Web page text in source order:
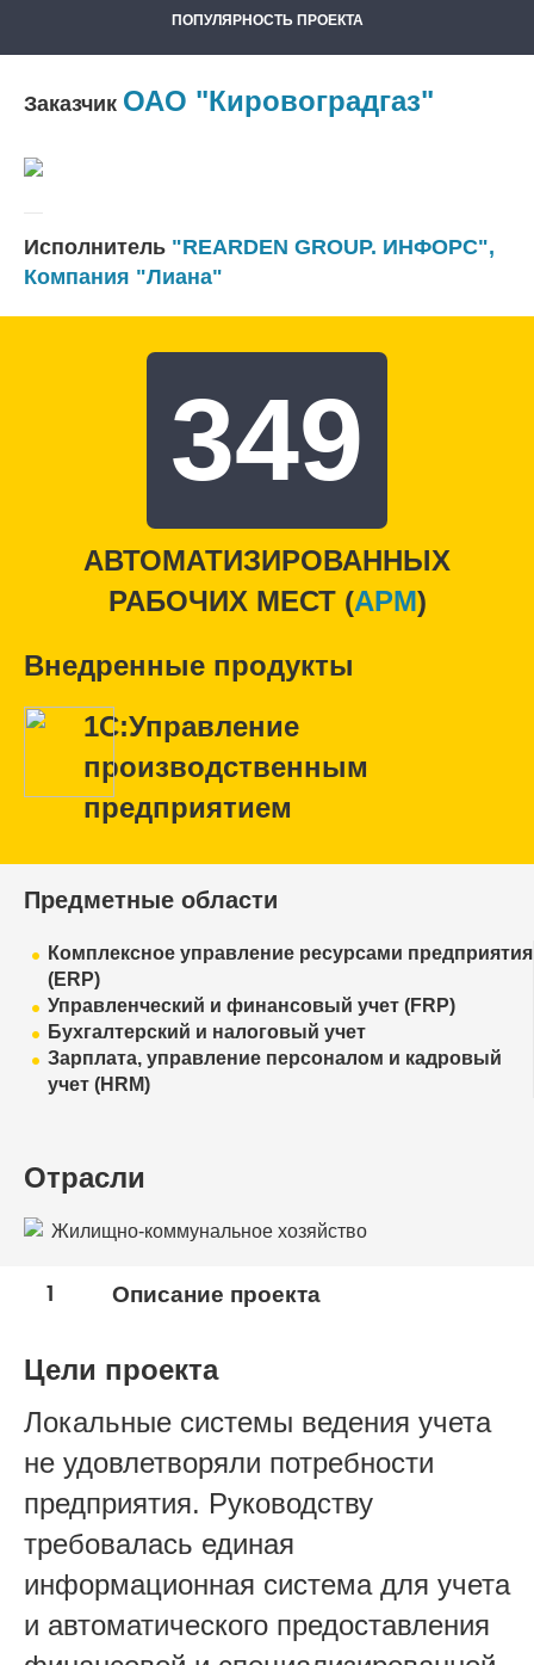
ПОПУЛЯРНОСТЬ ПРОЕКТА
Заказчик ОАО "Кировоградгаз"
Исполнитель "REARDEN GROUP. ИНФОРС",
Компания "Лиана"
349
АВТОМАТИЗИРОВАННЫХ
РАБОЧИХ МЕСТ (APM)
Внедренные продукты
1С:Управление
производственным
предприятием
Предметные области
Комплексное управление ресурсами предприятия
(ERP)
Управленческий и финансовый учет (FRP)
Бухгалтерский и налоговый учет
Зарплата, управление персоналом и кадровый
учет (HRM)
Отрасли
Жилищно-коммунальное хозяйство
1 Описание проекта
Цели проекта
Локальные системы ведения учета
не удовлетворяли потребности
предприятия. Руководству
требовалась единая
информационная система для учета
и автоматического предоставления